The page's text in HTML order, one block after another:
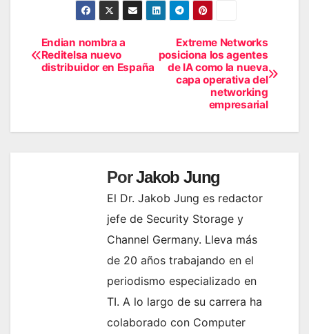
Navegación
de
Extreme Networks
posiciona los agentes
de IA como la nueva
capa operativa del
networking
empresarial
Endian nombra a
Reditelsa nuevo
distribuidor en España
PorJakob Jung
El Dr. Jakob Jung es redactor
jefe de Security Storage y
Channel Germany. Lleva más
de 20 años trabajando en el
periodismo especializado en
TI. A lo largo de su carrera ha
colaborado con Computer